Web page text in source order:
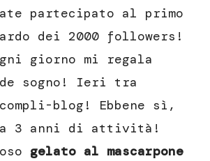
partecipato al primo
dei 2000 followers!
giorno mi regala
sogno! Ieri tra
blog! Ebbene sì,
3 anni di attività!
gelato al mascarpone